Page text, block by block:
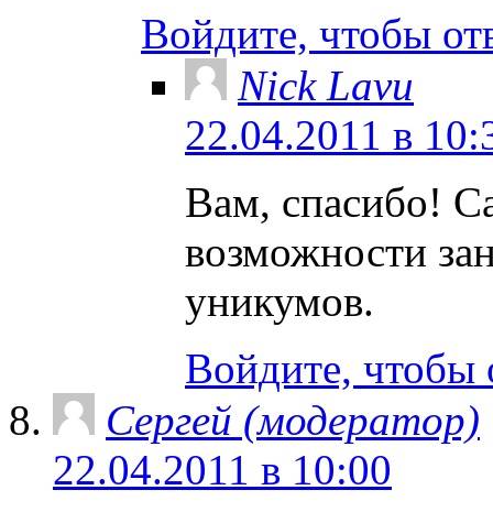
Войдите, чтобы
Nick Lavu
22.04.2011 в
Вам, спасибо!
возможности
уникумов.
Войдите, чтобы
Сергей (модератор)
22.04.2011 в 10:00